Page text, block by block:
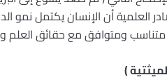
: تؤكد المصادر العلمية أن الإنسان
متناسب ومتوافق مع حقائق العلم
)